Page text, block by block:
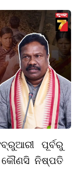
ପୂର୍ବରୁ
କୌଣସି ନିଷ୍ପତି